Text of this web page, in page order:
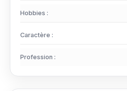
Hobbies :
Caractère :
Profession :